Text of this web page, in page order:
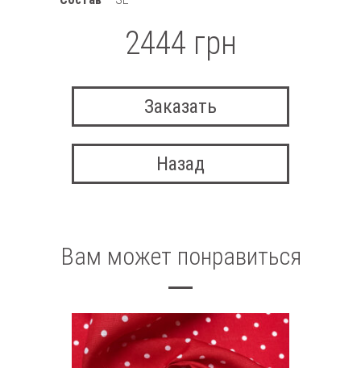
2444 грн
Заказать
Назад
Вам может понравиться